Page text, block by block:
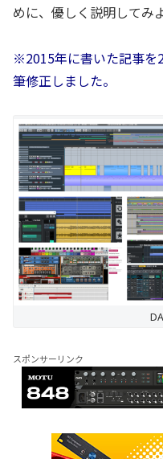
めに、優しく説明してみ
※2015年に書いた記事を
筆修正しました。
スポンサーリンク